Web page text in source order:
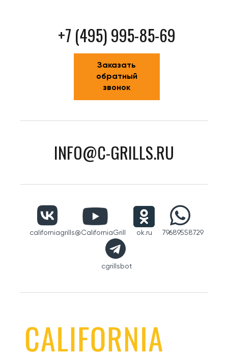
+7 (495) 995-85-69
Заказать
обратный
звонок
INFO@C-GRILLS.RU
californiagrills@CaliforniaGrill ok.ru 79689558729
cgrillsbot